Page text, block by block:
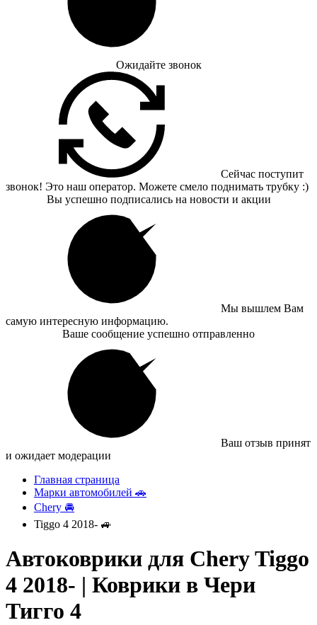
Ожидайте звонок
Сейчас поступит
звонок! Это наш оператор. Можете смело поднимать трубку :)
Вы успешно подписались на новости и акции
Мы вышлем Вам
самую интересную информацию.
Ваше сообщение успешно отправленно
Ваш отзыв принят
и ожидает модерации
Главная страница
Марки автомобилей 🚗
Chery 🚘
Tiggo 4 2018- 🚙
Автоковрики для Chery Tiggo
4 2018- | Коврики в Чери
Тигго 4